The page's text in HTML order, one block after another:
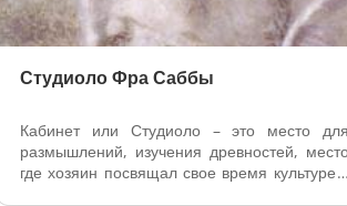
Студиоло Фра Саббы
Кабинет или Студиоло – это место для
размышлений, изучения древностей,
где хозяин посвящал свое время культуре –